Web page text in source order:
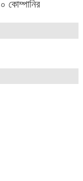
কোম্পানির